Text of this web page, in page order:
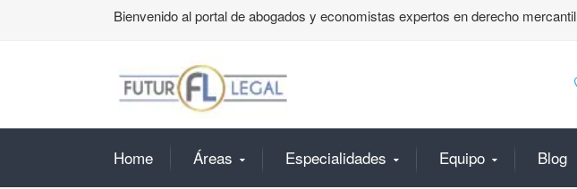
Bienvenido al portal de abogados y economistas expertos en derecho mercantil
Home Áreas Especialidades Equipo Blog